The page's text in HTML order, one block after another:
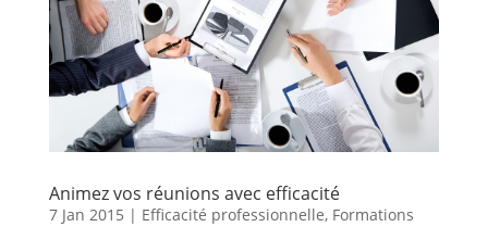
Animez vos réunions avec efficacité
7 Jan 2015 | Efficacité professionnelle, Formations